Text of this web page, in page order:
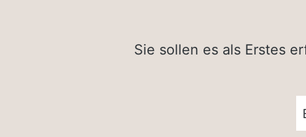
Sie sollen es als Erstes